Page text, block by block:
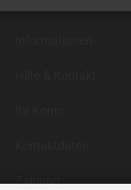
Zahlung